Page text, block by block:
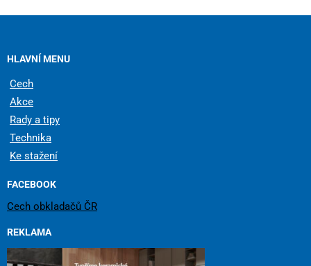
HLAVNÍ MENU
Cech
Akce
Rady a tipy
Technika
Ke stažení
FACEBOOK
Cech obkladačů ČR
REKLAMA